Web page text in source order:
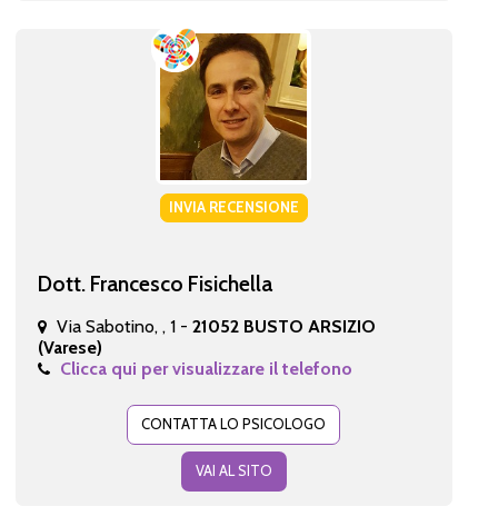
INVIA RECENSIONE
Dott. Francesco Fisichella
Via Sabotino, , 1 - 21052 BUSTO ARSIZIO
(Varese)
Clicca qui per visualizzare il telefono
CONTATTA LO PSICOLOGO
VAI AL SITO